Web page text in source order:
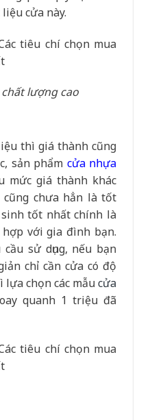
cửa này.
lượng cao
thì giá thành cũng
sản phẩm cửa nhựa
mức giá thành khác
chưa hẳn là tốt
tốt nhất chính là
với gia đình bạn.
sử dụng, nếu bạn
chỉ cần cửa có độ
lựa chọn các mẫucửa
quanh 1 triệu đã